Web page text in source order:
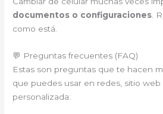
documentos o configuraciones.
como está.
💬 Preguntas frecuentes (FAQ)
Estas son preguntas que te hacen
que puedes usar en redes, sitio
personalizada: